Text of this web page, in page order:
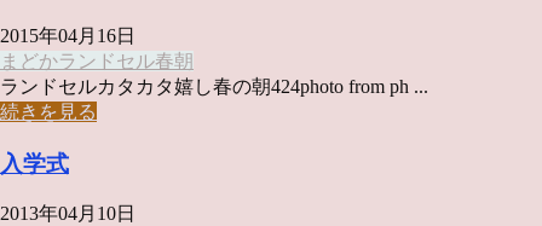
2015年04月16日
まどかランドセル春朝
ランドセルカタカタ嬉し春の朝424photo from ph ...
続きを見る
入学式
2013年04月10日